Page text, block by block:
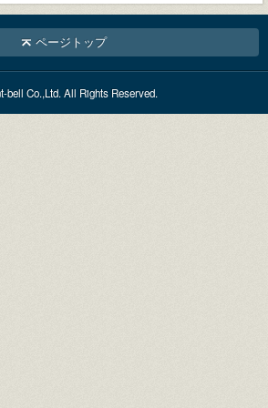
ページトップ
bell Co.,Ltd. All Rights Reserved.